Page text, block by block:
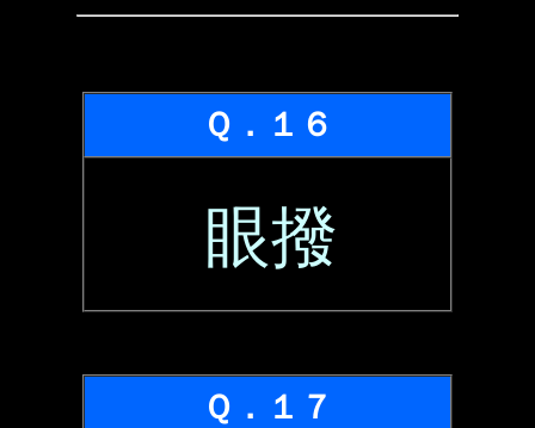
Ｑ．１６
眼撥
Ｑ．１７